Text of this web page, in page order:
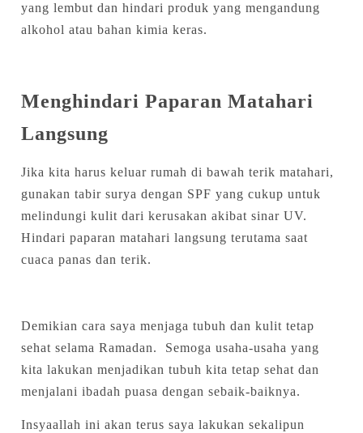
yang lembut dan hindari produk yang mengandung
alkohol atau bahan kimia keras.
Menghindari Paparan Matahari
Langsung
Jika kita harus keluar rumah di bawah terik matahari,
gunakan tabir surya dengan SPF yang cukup untuk
melindungi kulit dari kerusakan akibat sinar UV.
Hindari paparan matahari langsung terutama saat
cuaca panas dan terik.
Demikian cara saya menjaga tubuh dan kulit tetap
sehat selama Ramadan. Semoga usaha-usaha yang
kita lakukan menjadikan tubuh kita tetap sehat dan
menjalani ibadah puasa dengan sebaik-baiknya.
Insyaallah ini akan terus saya lakukan sekalipun